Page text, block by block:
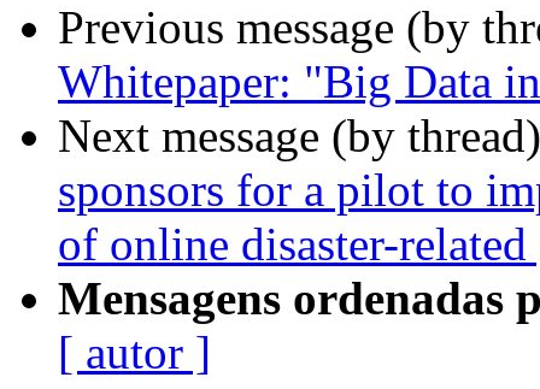
Previous message (by
Whitepaper: "Big Data
Next message (by
sponsors for a pilot to
of online disaster-
Mensagens ordenadas
[ autor ]